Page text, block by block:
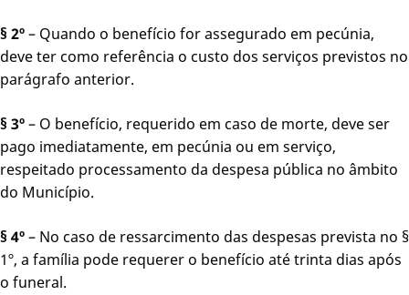
§ 2º– Quando o benefício for assegurado em pecúnia,
deve ter como referência o custo dos serviços previstos no
parágrafo anterior.
§ 3º– O benefício, requerido em caso de morte, deve ser
pago imediatamente, em pecúnia ou em serviço,
respeitado processamento da despesa pública no âmbito
do Município.
§ 4º– No caso de ressarcimento das despesas prevista no §
1º, a família pode requerer o benefício até trinta dias após
o funeral.